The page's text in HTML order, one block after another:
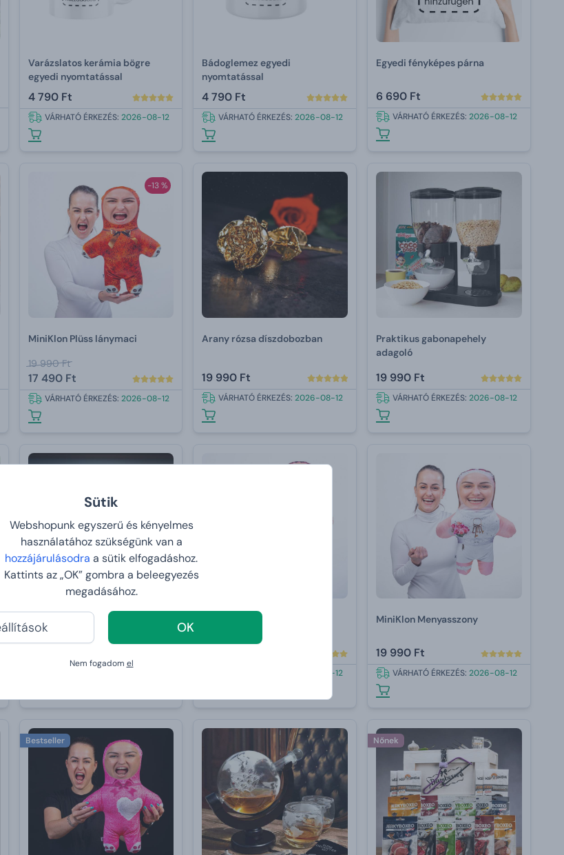
Sütik
Webshopunk egyszerű és kényelmes
használatához szükségünk van a
hozzájárulásodra a sütik elfogadáshoz.
Kattints az „OK” gombra a beleegyezés
megadásához.
OK
Nem fogadom el
Varázslatos kerámia bögre
egyedi nyomtatással
4 790 Ft
VÁRHATÓ ÉRKEZÉS: 2026-08-12
Bádoglemez egyedi
nyomtatással
4 790 Ft
VÁRHATÓ ÉRKEZÉS:2026-08-12
Egyedi fényképes párna
6 690 Ft
VÁRHATÓ ÉRKEZÉS:2026-08-12
-13 %
MiniKlon Plüss lánymaci
19 990 Ft
17 490 Ft
VÁRHATÓ ÉRKEZÉS: 2026-08-12
Arany rózsa díszdobozban
19 990 Ft
VÁRHATÓ ÉRKEZÉS:2026-08-12
Praktikus gabonapehely
adagoló
19 990 Ft
VÁRHATÓ ÉRKEZÉS:2026-08-12
Luxus autóillatosító
gravírozással - arany + 3
újratöltődéssel
MiniKlon SexBomba
2026-08-12
MiniKlon Menyasszony
19 990 Ft
VÁRHATÓ ÉRKEZÉS:2026-08-12
Bestseller Nőnek